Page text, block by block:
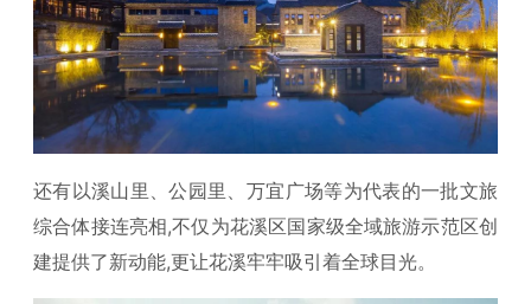
还有以溪山里、公园里、万宜广场等为代表的一批文旅
综合体接连亮相,不仅为花溪区国家级全域旅游示范区创
建提供了新动能,更让花溪牢牢吸引着全球目光。